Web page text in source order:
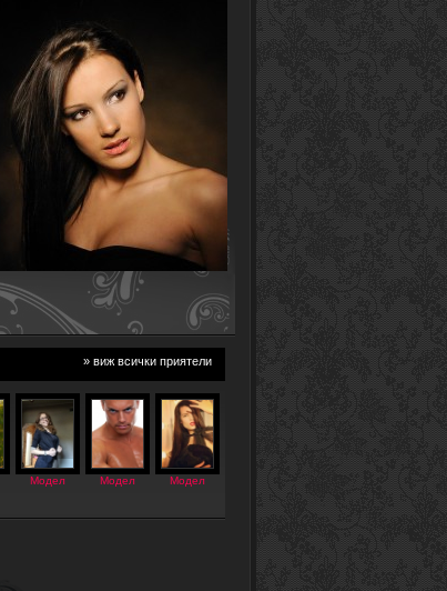
» виж всички приятели
Модел Модел Модел